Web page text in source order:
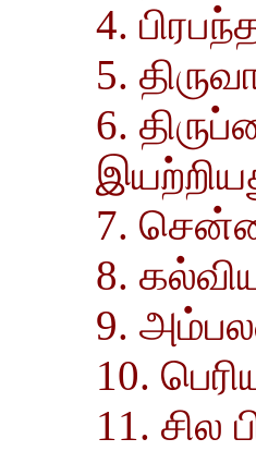
4.
5.
6.
7.
8.
9.
10.
11. சில